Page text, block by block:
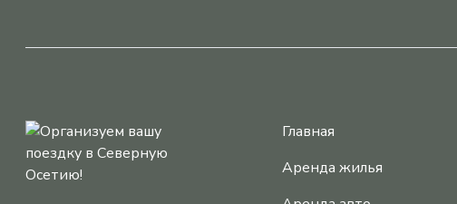
Главная
Аренда жилья